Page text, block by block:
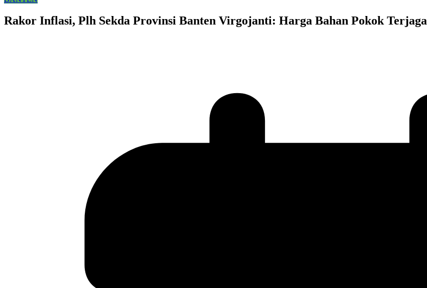
Rakor Inflasi, Plh Sekda Provinsi Banten Virgojanti: Harga Bahan Pokok Terjaga